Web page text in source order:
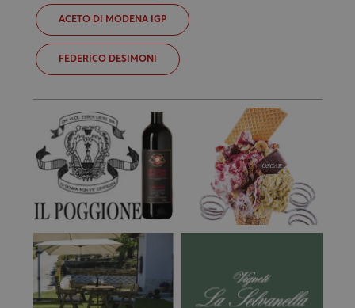
ACETO DI MODENA IGP
FEDERICO DESIMONI